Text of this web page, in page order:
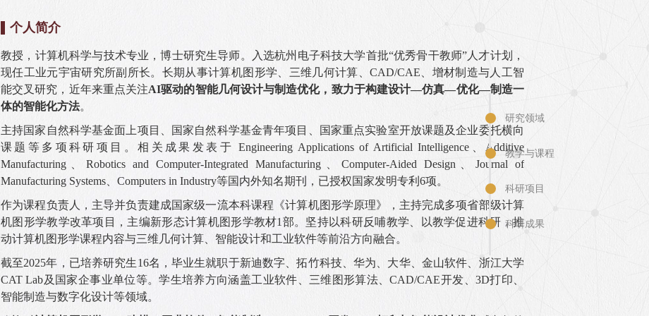
个人简介
教授 ，计算机科学与技术专业 ，博士研究生导师。入选杭州电子科技大学首批“优秀骨干教师”人才计划，
现任工业元宇宙研究所副所长。长期从事计算机图形学、三维几何计算、CAD/CAE、增材制造与人工智
能交叉研究，近年来重点关注AI驱动的智能几何设计与制造优化，致力于构建设计—仿真—优化—制造一
体的智能化方法。
主持国家自然科学基金面上项目、国家自然科学基金青年项目、国家重点实验室开放课题及企业委托横向
课题等多项科研项目。相关成果发表于 Engineering Applications of Artificial Intelligence、Additive
Manufacturing、Robotics and Computer-Integrated Manufacturing、Computer-Aided Design、Journal of
Manufacturing Systems、Computers in Industry等国内外知名期刊， 已授权国家发明专利6项。
作为课程负责人，主导并负责建成国家级一流本科课程《计算机图形学原理》，主持完成多项省部级计算
机图形学教学改革项目，主编新形态计算机图形学教材1部。坚持以科研反哺教学、以教学促进科研，推
动计算机图形学课程内容与三维几何计算、智能设计和工业软件等前沿方向融合。
截至2025年，已培养研究生16名，毕业生就职于新迪数字、拓竹科技、华为、大华、金山软件、浙江大学
CAT Lab及国家企事业单位等。学生培养方向涵盖工业软件、三维图形算法、CAD/CAE开发、3D打印、
智能制造与数字化设计等领域。
研究领域
教学与课程
科研项目
科研成果